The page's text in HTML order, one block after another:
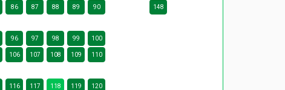
86 87 88 89 90 148
96 97 98 99 100
106 107 108 109 110
116 117 118 119 120